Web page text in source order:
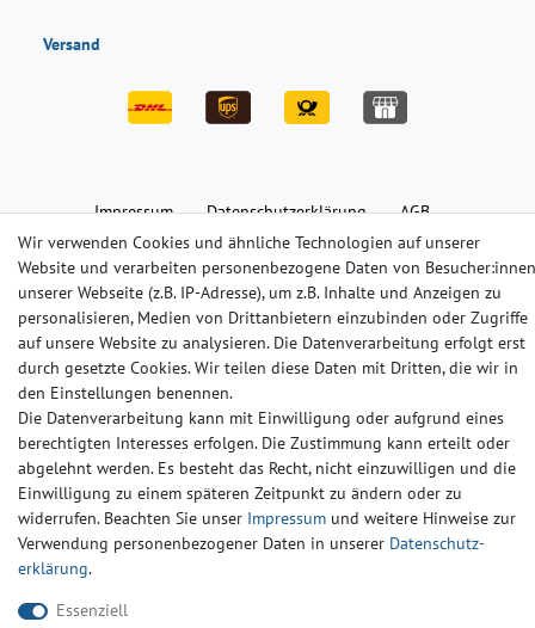
Versand
Impressum Daten­schutz­erklärung AGB
Barrierefreiheitserklärung Widerrufs­recht Kontakt
Wir verwenden Cookies und ähnliche Technologien auf unserer
Website und verarbeiten personenbezogene Daten von Besucher:innen
unserer Webseite (z.B. IP-Adresse), um z.B. Inhalte und Anzeigen zu
personalisieren, Medien von Drittanbietern einzubinden oder Zugriffe
auf unsere Website zu analysieren. Die Datenverarbeitung erfolgt erst
durch gesetzte Cookies. Wir teilen diese Daten mit Dritten, die wir in
den Einstellungen benennen.
Die Datenverarbeitung kann mit Einwilligung oder aufgrund eines
berechtigten Interesses erfolgen. Die Zustimmung kann erteilt oder
abgelehnt werden. Es besteht das Recht, nicht einzuwilligen und die
Einwilligung zu einem späteren Zeitpunkt zu ändern oder zu
widerrufen. Beachten Sie unser Impressum und weitere Hinweise zur
Verwendung personenbezogener Daten in unserer Daten­schutz­
erklärung.
Essenziell
© Copyright 2024-2025 | Alle Rechte vorbehalten.
Widerrufs­recht Widerrufs­formular Impressum
Daten­schutz­erklärung AGB Kontakt